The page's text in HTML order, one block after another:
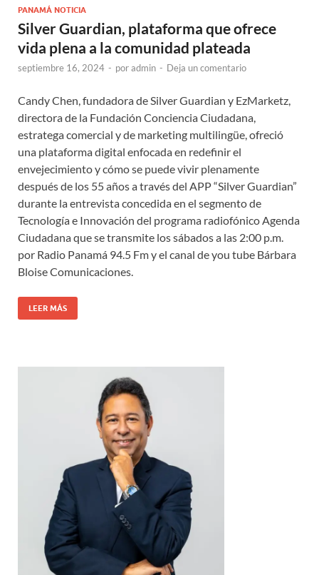
PANAMÁ NOTICIA
Silver Guardian, plataforma que ofrece
vida plena a la comunidad plateada
septiembre 16, 2024 - poradmin - Deja un comentario
Candy Chen, fundadora de Silver Guardian y EzMarketz,
directora de la Fundación Conciencia Ciudadana,
estratega comercial y de marketing multilingüe, ofreció
una plataforma digital enfocada en redefinir el
envejecimiento y cómo se puede vivir plenamente
después de los 55 años a través del APP “Silver Guardian”
durante la entrevista concedida en el segmento de
Tecnología e Innovación del programa radiofónico Agenda
Ciudadana que se transmite los sábados a las 2:00 p.m.
por Radio Panamá 94.5 Fm y el canal de you tube Bárbara
Bloise Comunicaciones.
LEER MÁS